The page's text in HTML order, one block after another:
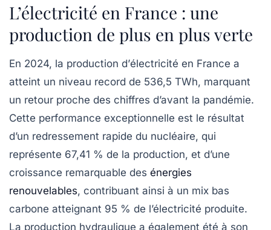
L’électricité en France : une
production de plus en plus verte
En 2024, la production d’électricité en France a
atteint un niveau record de 536,5 TWh, marquant
un retour proche des chiffres d’avant la pandémie.
Cette performance exceptionnelle est le résultat
d’un redressement rapide du nucléaire, qui
représente 67,41 % de la production, et d’une
croissance remarquable des énergies
renouvelables, contribuant ainsi à un mix bas
carbone atteignant 95 % de l’électricité produite.
La production hydraulique a également été à son